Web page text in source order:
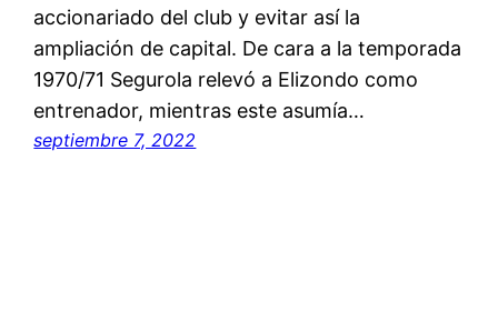
accionariado del club y evitar así la
ampliación de capital. De cara a la temporada
1970/71 Segurola relevó a Elizondo como
entrenador, mientras este asumía…
septiembre 7, 2022